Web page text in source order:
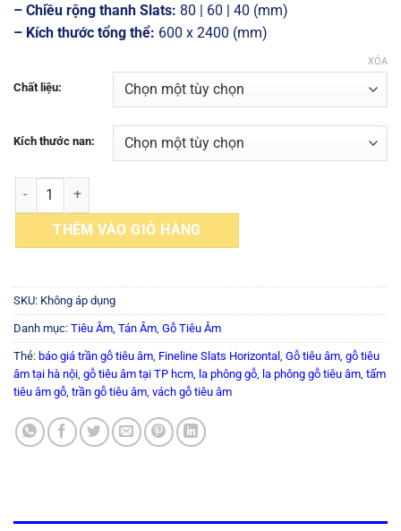
– Chiều rộng thanh Slats: 80 | 60 | 40 (mm)
– Kích thước tổng thể: 600 x 2400 (mm)
Chất liệu:
Kích thước nan:
XÓA
La Phông Gỗ Tiêu âm Fineline Slats Horizontal Giá Rẻ Uy Tín Tại
THÊM VÀO GIỎ HÀNG
SKU: Không áp dụng
Danh mục: Tiêu Âm, Tán Âm, Gỗ Tiêu Âm
Thẻ: báo giá trần gỗ tiêu âm, Fineline Slats Horizontal , Gỗ tiêu âm, gỗ tiêu
âm tại hà nội, gỗ tiêu âm tại TP hcm, la phông gỗ, la phông gỗ tiêu âm, tấm
tiêu âm gỗ, trần gỗ tiêu âm, vách gỗ tiêu âm